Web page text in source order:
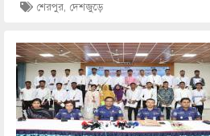
শেরপুর, দেশজুড়ে
Image